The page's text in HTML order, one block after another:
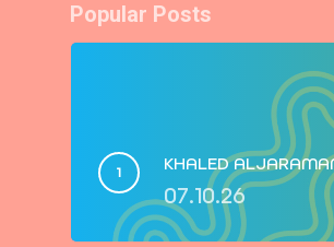
Popular Posts
KHALED
07.10.26